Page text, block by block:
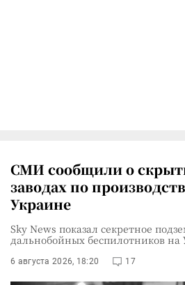
СМИ сообщили о
заводах по
Украине
Sky News показал секретное
дальнобойных беспилотников на
6 августа 2026, 18:20 17